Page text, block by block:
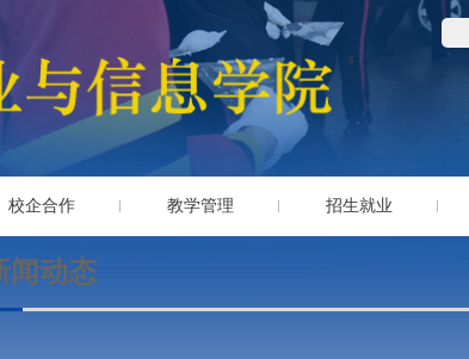
s
校企合作 教学管理 招生就业
闻动态